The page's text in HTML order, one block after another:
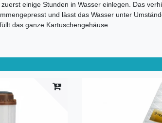
einige Stunden in Wasser einlegen. Das
und lässt das Wasser unter
das ganze Kartuschengehäuse.